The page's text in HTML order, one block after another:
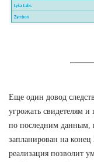
Еще один довод
угрожать свидетелям
по последним данным,
запланирован на
реализация позволит